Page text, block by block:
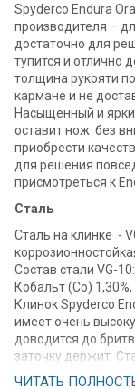
Spyderco Endura
производителя –
достаточно для
тупится и отлично
толщина рукояти
кармане и не
Насыщенный и
оставит нож без
приобрести
для решения
присмотреться к
Сталь
Сталь на клинке -
Состав стали VG-
Кобальт (Со)
Клинок Spyderco
имеет очень
доводится до
заточку держит.
используют для
ЧИТАТЬ